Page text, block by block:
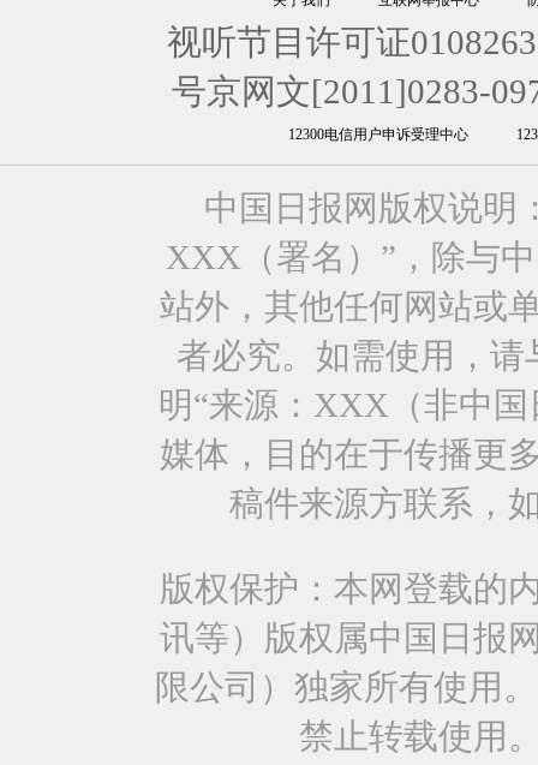
视听节目许可证0108263
号京网文[2011]0283-
12300电信用户申诉受理中心
中国日报网版权说明
XXX（署名）”，除与
站外，其他任何网站或
者必究。如需使用，请
明“来源：XXX（非中
媒体，目的在于传播更
稿件来源方联系，
版权保护：本网登载的
讯等）版权属中国日报
限公司）独家所有使用
禁止转载使用